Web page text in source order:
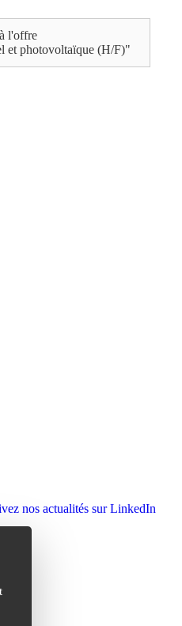
l'offre
et photovoltaïque (H/F)"
nos actualités sur LinkedIn